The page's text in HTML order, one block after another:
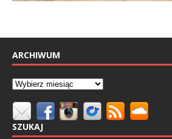
ARCHIWUM
SZUKAJ